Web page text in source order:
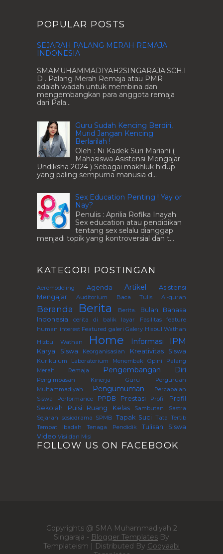
POPULAR POSTS
SEJARAH PALANG MERAH REMAJA
INDONESIA
SMAMUHAMMADIYAH2SINGARAJA.SCH.I
D . Palang Merah Remaja atau PMR
adalah wadah untuk membina dan
mengembangkan para anggota remaja
dari Pala...
Guru Sudah Kencing Berdiri,
Murid Jangan Kencing
Berlarilah !
Oleh : Ni Kadek Suri Mariani (
Mahasiswa Asistensi Mengajar
Undiksha 2024 ) Sebagai makhluk hidup
yang paling sempurna manusia d...
Sex Education Penting ! Yay or
Nay?
Penulis : Aprilia Rofika Inayah
Sex education atau pendidikan
tentang sex selalu dianggap
menjadi topik yang kontroversial dan t...
KATEGORI POSTINGAN
Aeromodeling Agenda Artikel
Asistensi
Mengajar
Auditorium Baca Tulis Al-quran
Beranda Berita Berita.
Bulan Bahasa
Indonesia
cerita di balik layar Fasilitas
feature
human interest Featured galeri Galery Hisbul Wathan
Hizbul Wathan
Home Informasi IPM
Karya Siswa Keorganisasian Kreativitas Siswa
Kurikulum Laboratorium Menembak Opini
Palang
Merah Remaja
Pengembangan Diri
Pengimbasan Kinerja Guru Perguruan
Muhammadiyah
Pengumuman
Percapaian
Siswa
Performance PPDB Prestasi Profil
Profil
Sekolah
Puisi Ruang Kelas Sambutan
Sastra
Sejarah sosiodrama SPMB Tapak Suci Tata Tertib
Tempat Ibadah
Tenaga Pendidik
Tulisan Siswa
Video Visi dan Misi
FOLLOW US ON FACEBOOK
Copyrights @ SMA Muhammadiyah 2
Singaraja - Blogger Templates By
Templateism | Distributed By Gooyaabi